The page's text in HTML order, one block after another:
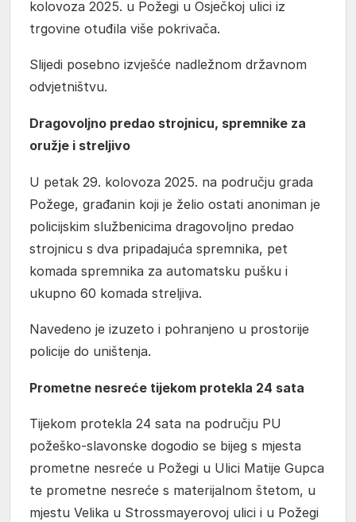
kolovoza 2025. u Požegi u Osječkoj ulici iz
trgovine otuđila više pokrivača.
Slijedi posebno izvješće nadležnom državnom
odvjetništvu.
Dragovoljno predao strojnicu, spremnike za
oružje i streljivo
U petak 29. kolovoza 2025. na području grada
Požege, građanin koji je želio ostati anoniman je
policijskim službenicima dragovoljno predao
strojnicu s dva pripadajuća spremnika, pet
komada spremnika za automatsku pušku i
ukupno 60 komada streljiva.
Navedeno je izuzeto i pohranjeno u prostorije
policije do uništenja.
Prometne nesreće tijekom protekla 24 sata
Tijekom protekla 24 sata na području PU
požeško-slavonske dogodio se bijeg s mjesta
prometne nesreće u Požegi u Ulici Matije Gupca
te prometne nesreće s materijalnom štetom, u
mjestu Velika u Strossmayerovoj ulici i u Požegi